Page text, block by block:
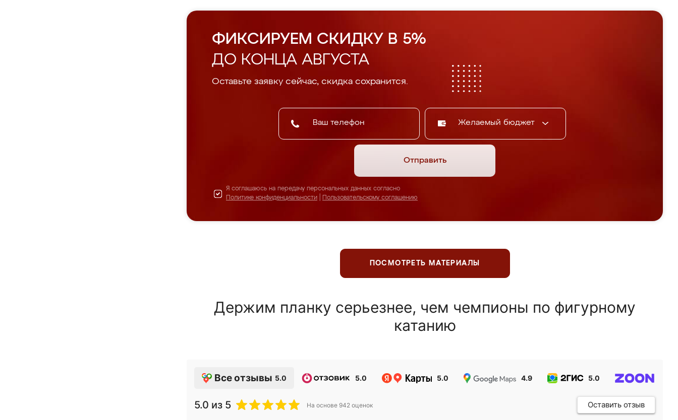
ФИКСИРУЕМ СКИДКУ В 5%
ДО КОНЦА АВГУСТА
Оставьте заявку сейчас, скидка сохранится.
Желаемый бюджет
Отправить
Я соглашаюсь на передачу персональных данных согласно
Политике конфиденциальности
Пользовательскому соглашению
ПОСМОТРЕТЬ МАТЕРИАЛЫ
Держим планку серьезнее, чем чемпионы по фигурному
катанию
Все отзывы 5.0 5.0 5.0 4.9 5.0
5.0 из 5 На основе 942 оценок Оставить отзыв